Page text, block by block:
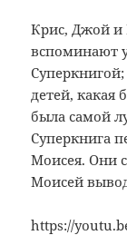
Крис, Джой и
вспоминают
детей, какая
была самой
Суперкнига
Моисея. Они
Моисей
https://